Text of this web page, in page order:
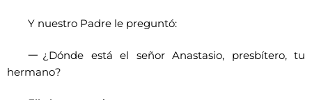
Y nuestro Padre le preguntó:
一 ¿Dónde está el señor Anastasio, presbítero, tu
hermano?